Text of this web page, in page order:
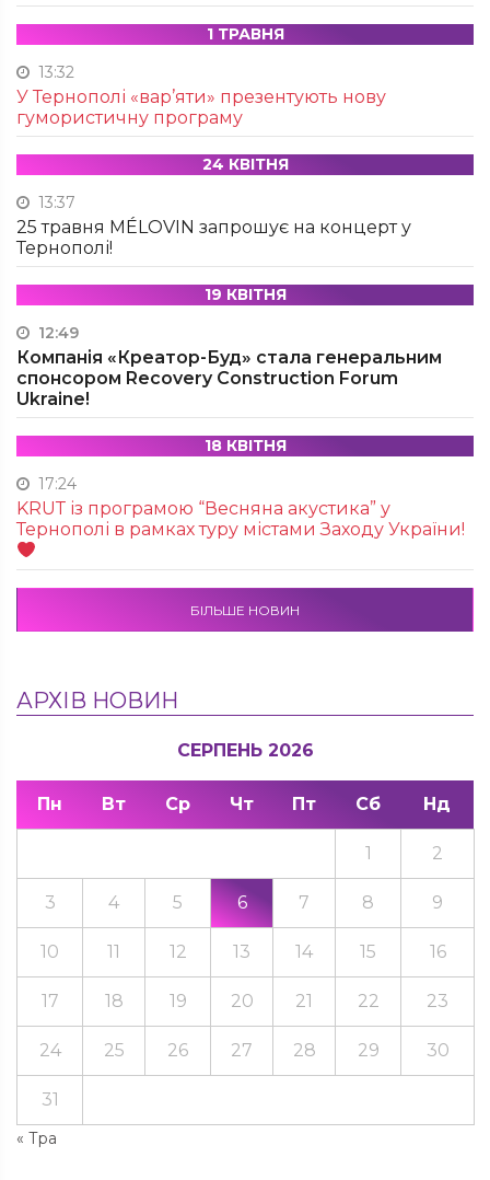
1 ТРАВНЯ
13:32
У Тернополі «вар’яти» презентують нову
гумористичну програму
24 КВІТНЯ
13:37
25 травня MÉLOVIN запрошує на концерт у
Тернополі!
19 КВІТНЯ
12:49
Компанія «Креатор-Буд» стала генеральним
спонсором Recovery Construction Forum
Ukraine!
18 КВІТНЯ
17:24
KRUТ із програмою “Весняна акустика” у
Тернополі в рамках туру містами Заходу України!
БІЛЬШЕ НОВИН
АРХІВ НОВИН
СЕРПЕНЬ 2026
Пн Вт Ср Чт Пт Сб Нд
« Тра
1 2
3 4 5 6 7 8 9
10 11 12 13 14 15 16
17 18 19 20 21 22 23
24 25 26 27 28 29 30
31